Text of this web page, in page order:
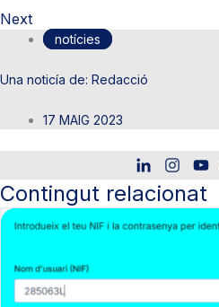
Next
notícies
Redacció
17 MAIG 2023
Contingut relacionat